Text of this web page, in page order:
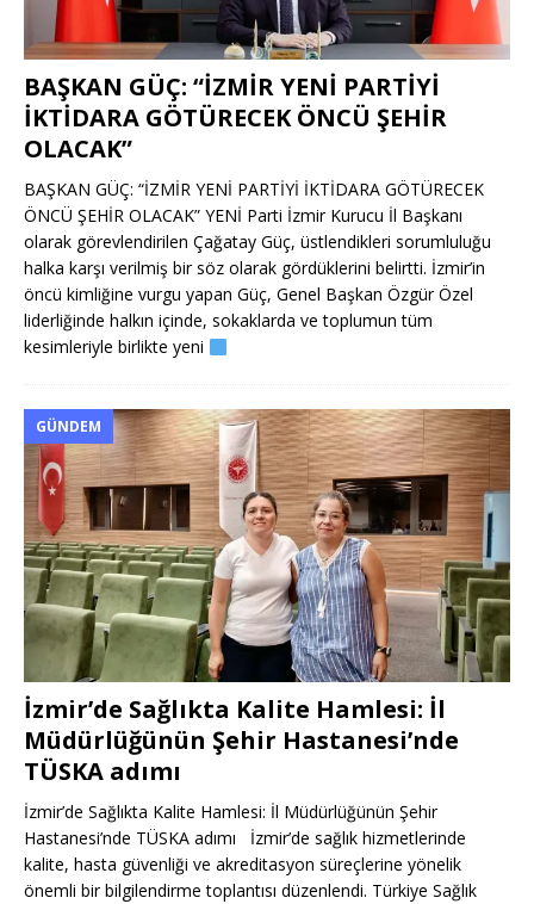
BAŞKAN GÜÇ: “İZMİR YENİ PARTİYİ
İKTİDARA GÖTÜRECEK ÖNCÜ ŞEHİR
OLACAK”
BAŞKAN GÜÇ: “İZMİR YENİ PARTİYİ İKTİDARA GÖTÜRECEK
ÖNCÜ ŞEHİR OLACAK” YENİ Parti İzmir Kurucu İl Başkanı
olarak görevlendirilen Çağatay Güç, üstlendikleri sorumluluğu
halka karşı verilmiş bir söz olarak gördüklerini belirtti. İzmir’in
öncü kimliğine vurgu yapan Güç, Genel Başkan Özgür Özel
liderliğinde halkın içinde, sokaklarda ve toplumun tüm
kesimleriyle birlikte yeni
GÜNDEM
İzmir’de Sağlıkta Kalite Hamlesi: İl
Müdürlüğünün Şehir Hastanesi’nde
TÜSKA adımı
İzmir’de Sağlıkta Kalite Hamlesi: İl Müdürlüğünün Şehir
Hastanesi’nde TÜSKA adımı İzmir’de sağlık hizmetlerinde
kalite, hasta güvenliği ve akreditasyon süreçlerine yönelik
önemli bir bilgilendirme toplantısı düzenlendi. Türkiye Sağlık